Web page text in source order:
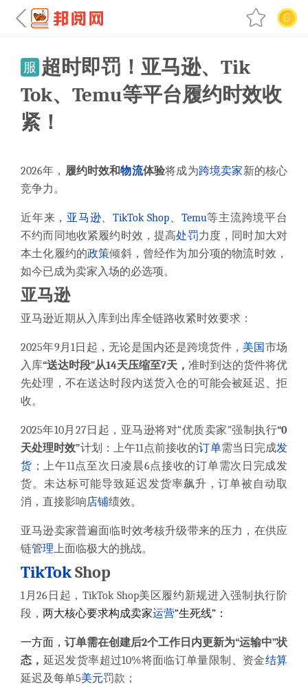
服 超时即罚！亚马逊、Tik
Tok、Temu等平台履约时效收
紧！
2026年， 履约时效和物流体验将成为跨境卖家新的核心
竞争力。
近年来， 亚马逊、TikTok Shop、 Temu等主流跨境平台
不约而同地收紧履约时效，提高处罚力度，同时加大对
本土化履约的政策倾斜，曾经作为加分项的物流时效，
如今已成为卖家入场的必选项。
亚马逊
亚马逊近期从入库到出库全链路收紧时效要求：
2025年9月1日起，无论是国内还是跨境货件， 美国 市场
入库“送达时段”从14天压缩至7天， 准时到达的货件将优
先处理，不在送达时段内送货入仓的可能会被延迟、拒
收。
2025年10月27日起，亚马逊将对“优质卖家”强制执行“0
天处理时效”计划： 上午11点前接收的订单需当日完成发
货 ；上午11点至次日凌晨6点接收的订单需次日完成发
货。 未达标可能导致延迟发货率飙升，订单被自动取
消，直接影响店铺绩效。
亚马逊卖家普遍面临时效考核升级带来的压力，在供应
链管理上面临极大的挑战。
TikTokShop
1月26日起，TikTok Shop美区履约新规进入强制执行阶
段， 两大核心要求构成卖家运营“生死线”：
一方面， 订单需在创建后2个工作日内更新为“运输中”状
态， 延迟发货率超过10%将面临订单量限制、资金结算
延迟及每单5美元罚款；